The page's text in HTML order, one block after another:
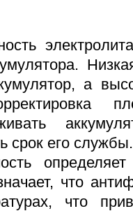
а
срок его службы.
определяет
что
что